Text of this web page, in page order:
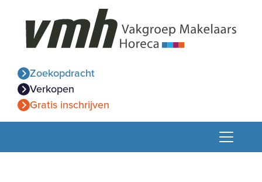
Zoekopdracht
Verkopen
Gratis inschrijven